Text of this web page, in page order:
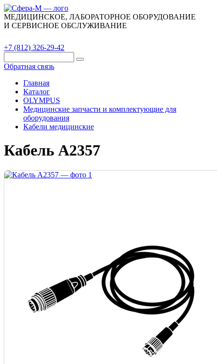
МЕДИЦИНСКОЕ, ЛАБОРАТОРНОЕ ОБОРУДОВАНИЕ
И СЕРВИСНОЕ ОБСЛУЖИВАНИЕ
+7 (812) 326-29-42
Обратная связь
Главная
Каталог
OLYMPUS
Медицинские запчасти и комплектующие для
оборудования
Кабели медицинские
Кабель A2357